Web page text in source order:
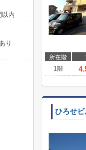
所在階
1階
ひろせビ
以内
り